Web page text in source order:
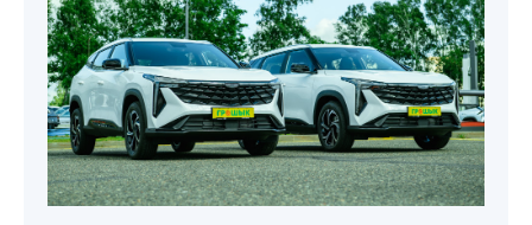
Новости компаний